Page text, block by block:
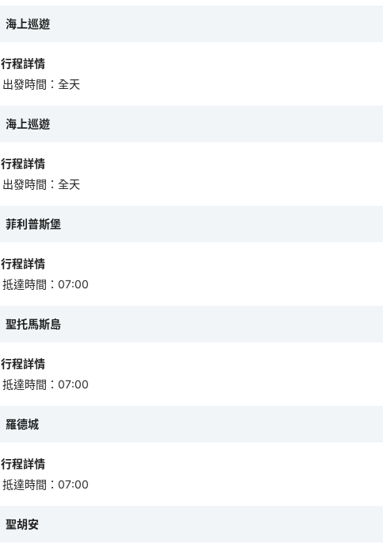
海上巡遊
行程詳情
出發時間 ： 全天
海上巡遊
行程詳情
出發時間 ： 全天
菲利普斯堡
行程詳情
抵達時間 ： 07:00
聖托馬斯島
行程詳情
抵達時間 ： 07:00
羅德城
行程詳情
抵達時間 ： 07:00
聖胡安